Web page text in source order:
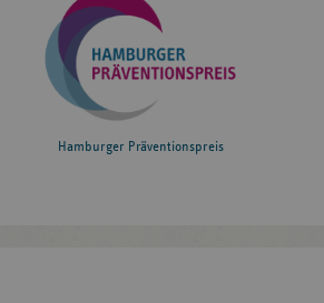
Hamburger Präventionspreis